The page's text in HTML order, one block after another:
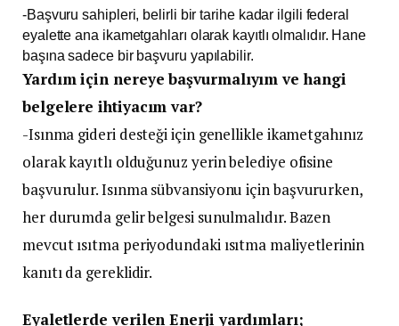
-Başvuru sahipleri, belirli bir tarihe kadar ilgili federal
eyalette ana ikametgahları olarak kayıtlı olmalıdır. Hane
başına sadece bir başvuru yapılabilir.
Yardım için nereye başvurmalıyım ve hangi
belgelere ihtiyacım var?
-Isınma gideri desteği için genellikle ikametgahınız
olarak kayıtlı olduğunuz yerin belediye ofisine
başvurulur. Isınma sübvansiyonu için başvururken,
her durumda gelir belgesi sunulmalıdır. Bazen
mevcut ısıtma periyodundaki ısıtma maliyetlerinin
kanıtı da gereklidir.
Eyaletlerde verilen Enerji yardımları;